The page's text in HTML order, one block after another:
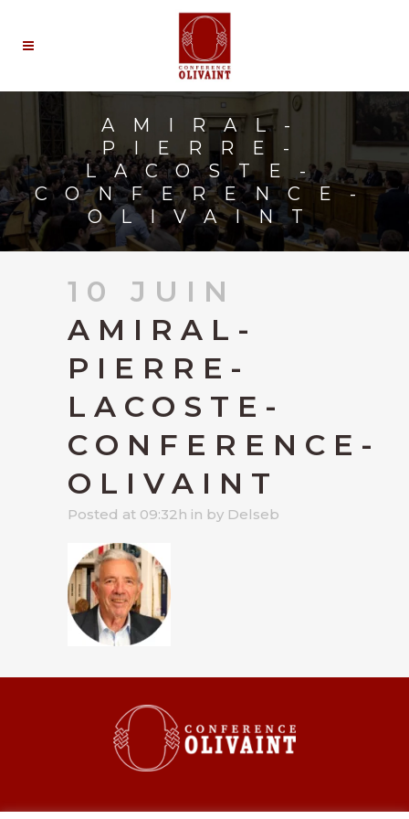
AMIRAL-
PIERRE-
LACOSTE-
CONFERENCE-
OLIVAINT
10 JUIN
AMIRAL-
PIERRE-
LACOSTE-
CONFERENCE-
OLIVAINT
Posted at 09:32h in by Delseb